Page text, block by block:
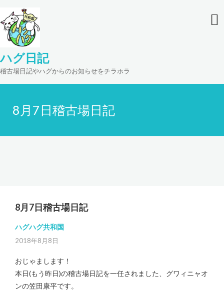
ハグ日記
稽古場日記やハグからのお知らせをチラホラ
8月7日稽古場日記
8月7日稽古場日記
ハグハグ共和国
2018年8月8日
おじゃまします！
本日(もう昨日)の稽古場日記を一任されました、グワィニャオ
ンの笠田康平です。